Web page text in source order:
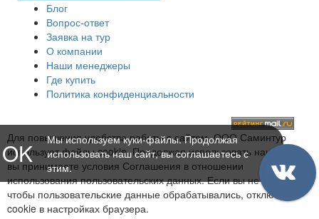
Блог
Вопрос-ответ
Заявка на тур
О компании
Наши менеджеры
Где купить
Политика конфиденциальности
Для повышения удобства работы с сайтом, ООО Саминтур
использует файлы cookie. Продолжая использовать наш сайт,
вы принимаете условия Соглашения в отношении
использования пользовательских данных. Если вы не хотите,
чтобы пользовательские данные обрабатывались, отключите
cookie в настройках браузера.
OK
Мы используем куки-файлы. Продолжая
использовать наш сайт, вы соглашаетесь с
этим.